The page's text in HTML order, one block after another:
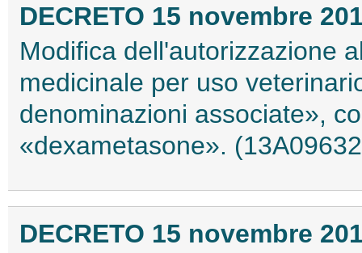
DECRETO 15 novembre
Modifica dell'autorizzazione
medicinale per uso
denominazioni associate»,
«dexametasone».
DECRETO 15 novembre